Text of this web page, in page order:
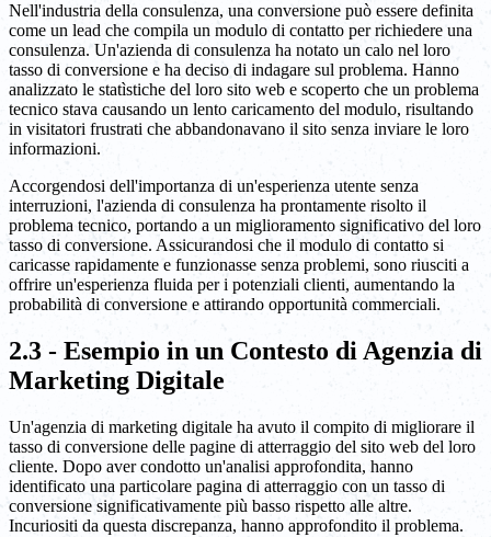
Nell'industria della consulenza, una conversione può essere definita
come un lead che compila un modulo di contatto per richiedere una
consulenza. Un'azienda di consulenza ha notato un calo nel loro
tasso di conversione e ha deciso di indagare sul problema. Hanno
analizzato le statìstiche del loro sito web e scoperto che un problema
tecnico stava causando un lento caricamento del modulo, risultando
in visitatori frustrati che abbandonavano il sito senza inviare le loro
informazioni.
Accorgendosi dell'importanza di un'esperienza utente senza
interruzioni, l'azienda di consulenza ha prontamente risolto il
problema tecnico, portando a un miglioramento significativo del loro
tasso di conversione. Assicurandosi che il modulo di contatto si
caricasse rapidamente e funzionasse senza problemi, sono riusciti a
offrire un'esperienza fluida per i potenziali clienti, aumentando la
probabilità di conversione e attirando opportunità commerciali.
2.3 - Esempio in un Contesto di Agenzia di
Marketing Digitale
Un'agenzia di marketing digitale ha avuto il compito di migliorare il
tasso di conversione delle pagine di atterraggio del sito web del loro
cliente. Dopo aver condotto un'analisi approfondita, hanno
identificato una particolare pagina di atterraggio con un tasso di
conversione significativamente più basso rispetto alle altre.
Incuriositi da questa discrepanza, hanno approfondito il problema.